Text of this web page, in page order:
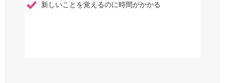
新しいことを覚えるのに時間がかかる